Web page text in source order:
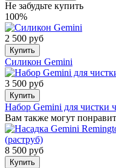
Не забудьте купить
100%
2 500 руб
Купить
Силикон Gemini
3 500 руб
Купить
Набор Gemini для чистки
Вам также могут
8 500 руб
Купить